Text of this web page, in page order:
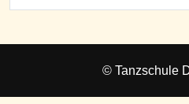
© Tanzschule